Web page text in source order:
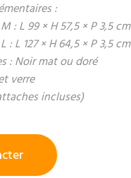
:
: L 99 × H 57,5 × P 3,5 cm
: L 127 × H 64,5 × P 3,5 cm
: Noir mat ou doré
verre
incluses)